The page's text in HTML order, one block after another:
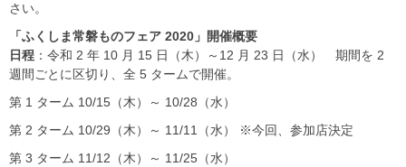
さい。
「ふくしま常磐ものフェア 2020 」開催概要
日程 ：令和 2 年 10 月 15 日（木）～12 月 23 日（水） 期間を 2
週間ごとに区切り、全 5 タームで開催。
第 1 ターム 10/15（木）～ 10/28（水）
第 2 ターム 10/29（木）～ 11/11（水） ※今回、参加店決定
第 3 ターム 11/12（木）～ 11/25（水）